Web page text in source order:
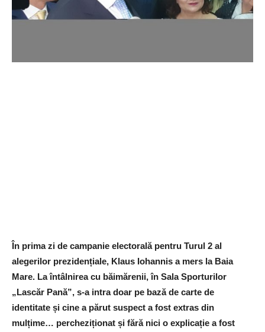
În prima zi de campanie electorală pentru Turul 2 al
alegerilor prezidențiale, Klaus Iohannis a mers la Baia
Mare. La întâlnirea cu băimărenii, în Sala Sporturilor
„Lascăr Pană”, s-a intra doar pe bază de carte de
identitate și cine a părut suspect a fost extras din
mulțime… percheziționat și fără nici o explicație a fost